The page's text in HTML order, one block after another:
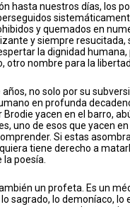
hasta nuestros días, los
y quemados en
y siempre
la dignidad
otro nombre para la
no solo por su
en profunda
yacen en el barro,
uno de esos que yacen
Si estas
tiene derecho a
la poesía.
un profeta. Es un
sagrado, lo demoníaco,